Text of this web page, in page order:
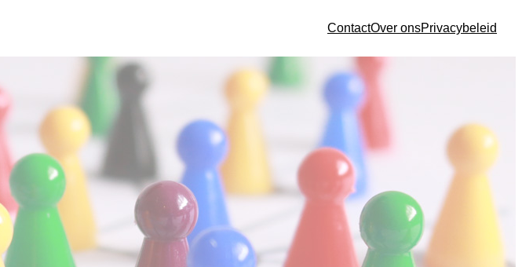
ContactOver onsPrivacybeleid